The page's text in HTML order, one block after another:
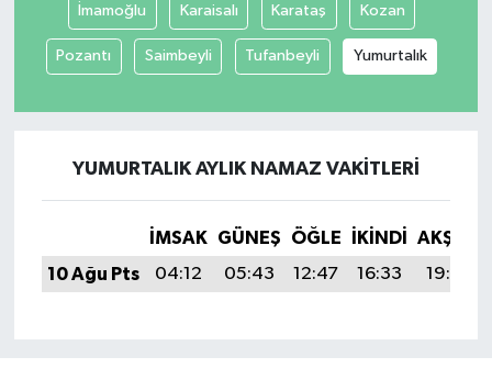
İmamoğlu Karaisalı Karataş Kozan
Pozantı Saimbeyli Tufanbeyli Yumurtalık
YUMURTALIK AYLIK NAMAZ VAKITLERI
İMSAK GÜNEŞ ÖĞLE İKINDI
AKŞAM
10 Ağu Pts
04:12 05:43 12:47 16:33 19:42